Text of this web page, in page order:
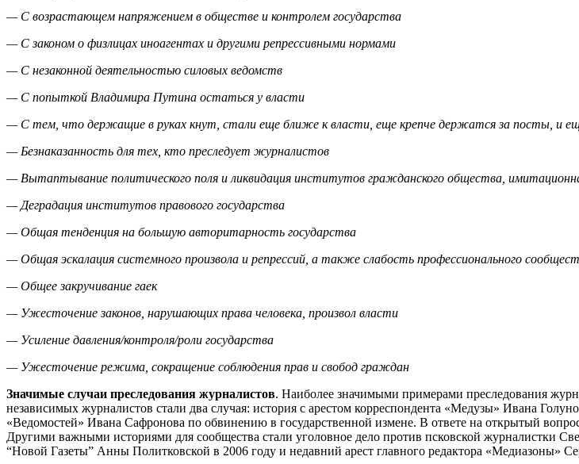
— С возрастающем напряжением в обществе и контролем государства
— С законом о физлицах иноагентах и другими репрессивными нормами
— С незаконной деятельностью силовых ведомств
— С попыткой Владимира Путина остаться у власти
— С тем, что держащие в руках кнут, стали еще ближе к власти, еще крепче держатся за посты, и
— Безнаказанность для тех, кто преследует журналистов
— Вытаптывание политического поля и ликвидация институтов гражданского общества,
— Деградация институтов правового государства
— Общая тенденция на большую авторитарность государства
— Общая эскалация системного произвола и репрессий, а также слабость профессионального
— Общее закручивание гаек
— Ужесточение законов, нарушающих права человека, произвол власти
— Усиление давления/контроля/роли государства
— Ужесточение режима, сокращение соблюдения прав и свобод граждан
Значимые случаи преследования журналистов. Наиболее значимыми примерами преследования
независимых журналистов стали два случая: история с арестом корреспондента «Медузы» Ивана
«Ведомостей» Ивана Сафронова по обвинению в государственной измене. В ответе на открытый
Другими важными историями для сообщества стали уголовное дело против псковской журналистки
“Новой Газеты” Анны Политковской в 2006 году и недавний арест главного редактора «Медиазоны»